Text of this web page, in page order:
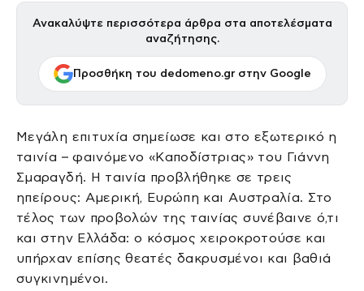
Ανακαλύψτε περισσότερα άρθρα στα αποτελέσματα
αναζήτησης.
Προσθήκη του dedomeno.gr στην Google
Μεγάλη επιτυχία σημείωσε και στο εξωτερικό η
ταινία – φαινόμενο «Καποδίστριας» του Γιάννη
Σμαραγδή. Η ταινία προβλήθηκε σε τρεις
ηπείρους: Αμερική, Ευρώπη και Αυστραλία. Στο
τέλος των προβολών της ταινίας συνέβαινε ό,τι
και στην Ελλάδα: ο κόσμος χειροκροτούσε και
υπήρχαν επίσης θεατές δακρυσμένοι και βαθιά
συγκινημένοι.